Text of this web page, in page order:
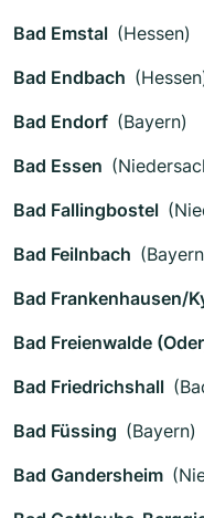
Bad Emstal (Hessen)
Bad Endbach
Bad Endorf (Bayern)
Bad Essen
Bad Fallingbostel
Bad Feilnbach
Bad Frankenhausen/
Bad Freienwalde
Bad Friedrichshall
Bad Füssing (Bayern)
Bad Gandersheim